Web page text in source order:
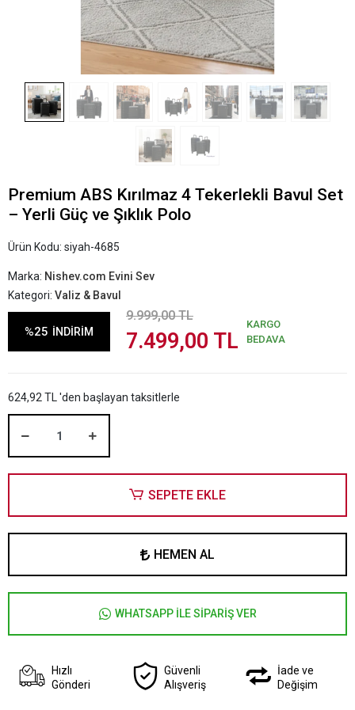
Premium ABS Kırılmaz 4 Tekerlekli Bavul Set
– Yerli Güç ve Şıklık Polo
Ürün Kodu: siyah-4685
Marka: Nishev.com Evini Sev
Kategori: Valiz & Bavul
%25 İNDİRİM
9.999,00 TL
7.499,00 TL
KARGO
BEDAVA
624,92 TL 'den başlayan taksitlerle
SEPETE EKLE
HEMEN AL
WHATSAPP İLE SİPARİŞ VER
Hızlı
Gönderi
Güvenli
Alışveriş
İade ve
Değişim